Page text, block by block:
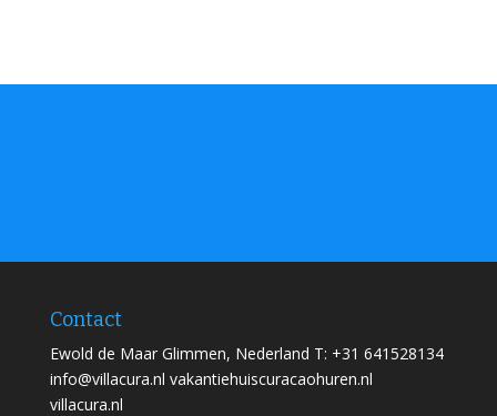
Contact
Ewold de Maar Glimmen, Nederland T: +31 641528134
info@villacura.nl vakantiehuiscuracaohuren.nl
villacura.nl